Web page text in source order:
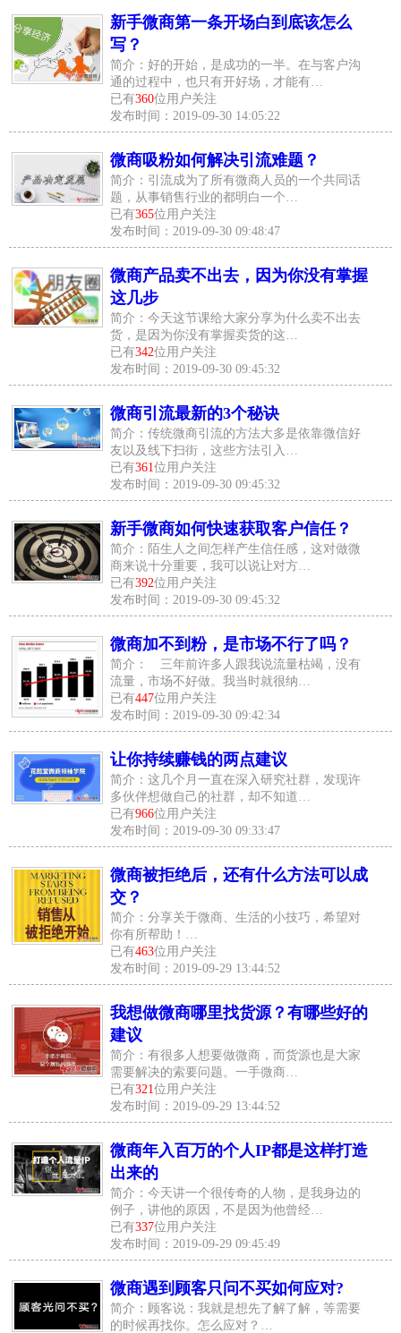
新手微商第一条开场白到底该怎么
写？
简介：好的开始，是成功的一半。在与客户沟
通的过程中，也只有开好场，才能有…
已有360位用户关注
发布时间：2019-09-30 14:05:22
微商吸粉如何解决引流难题？
简介：引流成为了所有微商人员的一个共同话
题，从事销售行业的都明白一个…
已有365位用户关注
发布时间：2019-09-30 09:48:47
微商产品卖不出去，因为你没有掌握
这几步
简介：今天这节课给大家分享为什么卖不出去
货，是因为你没有掌握卖货的这…
已有342位用户关注
发布时间：2019-09-30 09:45:32
微商引流最新的3个秘诀
简介：传统微商引流的方法大多是依靠微信好
友以及线下扫街，这些方法引入…
已有361 位用户关注
发布时间：2019-09-30 09:45:32
新手微商如何快速获取客户信任？
简介：陌生人之间怎样产生信任感，这对做微
商来说十分重要，我可以说让对方…
已有392位用户关注
发布时间：2019-09-30 09:45:32
微商加不到粉，是市场不行了吗？
简介： 三年前许多人跟我说流量枯竭，没有
流量，市场不好做。我当时就很纳…
已有447位用户关注
发布时间：2019-09-30 09:42:34
让你持续赚钱的两点建议
简介：这几个月一直在深入研究社群，发现许
多伙伴想做自己的社群，却不知道…
已有966位用户关注
发布时间：2019-09-30 09:33:47
微商被拒绝后，还有什么方法可以成
交？
简介：分享关于微商、生活的小技巧，希望对
你有所帮助！…
已有463位用户关注
发布时间：2019-09-29 13:44:52
我想做微商哪里找货源？有哪些好的
建议
简介：有很多人想要做微商，而货源也是大家
需要解决的索要问题。一手微商…
已有321 位用户关注
发布时间：2019-09-29 13:44:52
微商年入百万的个人IP都是这样打造
出来的
简介：今天讲一个很传奇的人物，是我身边的
例子，讲他的原因，不是因为他曾经…
已有337位用户关注
发布时间：2019-09-29 09:45:49
微商遇到顾客只问不买如何应对?
简介：顾客说：我就是想先了解了解，等需要
的时候再找你。怎么应对？…